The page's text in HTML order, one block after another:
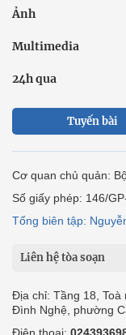
Ảnh
Multimedia
24h qua
Tuyến bài
Cơ quan chủ quản:
Số giấy phép: 146/
Tổng biên tập:
Liên hệ tòa soạn
Địa chỉ: Tầng 18, Toà
Đình Nghệ, phường